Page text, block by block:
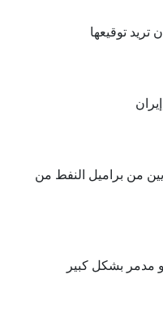
توقيعها
من براميل النفط من
مدمر بشكل كبير